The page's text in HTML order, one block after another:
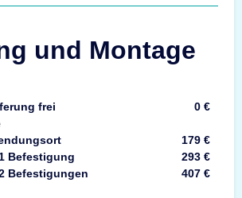
und Montage
frei
0 €
179 €
Befestigung
293 €
Befestigungen
407 €